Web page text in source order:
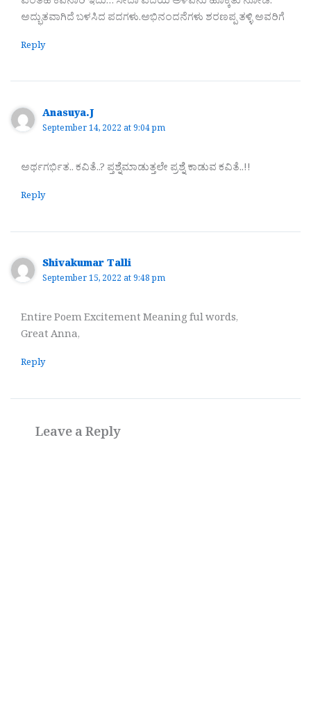
ಅದ್ಭುತವಾಗಿದೆ ಬಳಸಿದ ಪದಗಳು.ಅಭಿನಂದನೆಗಳು ಶರಣಪ್ಪ ತಳ್ಳಿ ಅವರಿಗೆ
Reply
Anasuya.J
September 14, 2022 at 9:04 pm
ಅರ್ಥಗರ್ಭಿತ.. ಕವಿತೆ..? ಪ್ತಶ್ನೆಮಾಡುತ್ತಲೇ ಪ್ರಶ್ನೆ ಕಾಡುವ ಕವಿತೆ..!!
Reply
Shivakumar Talli
September 15, 2022 at 9:48 pm
Entire Poem Excitement Meaning ful words,
Great Anna,
Reply
Leave a Reply